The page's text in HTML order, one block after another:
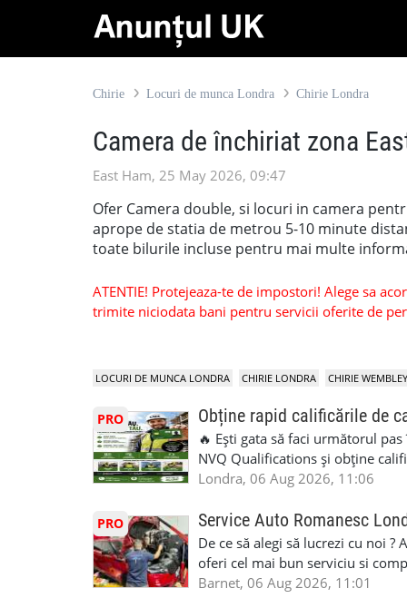
Chirie Locuri de munca Londra Chirie Londra
Camera de închiriat zona
East Ham, 25 May 2026, 09:47
Ofer Camera double, si locuri in camera
aprope de statia de metrou 5-10 minute
toate bilurile incluse pentru mai multe
ATENTIE! Protejeaza-te de impostori! Alege sa
trimite niciodata bani pentru servicii oferite de
LOCURI DE MUNCA LONDRA CHIRIE LONDRA CHIRIE WEMBLEY
PRO Obține rapid calificările de
🔥 Ești gata să faci următorul
NVQ Qualifications și obține
Calificări recunoscute în UK ✅
competențele 👷 Indiferent dacă
oficială, noi te ajutăm să alegi
complicații. 💥 Suport real de la
noi oportunități de muncă și de
Londra, 06 Aug 2026, 11:06
PRO Service Auto Romanesc
De ce să alegi să lucrezi cu noi
oferi cel mai bun serviciu si
alegerea ideală: Personal
Barnet, 06 Aug 2026, 11:01